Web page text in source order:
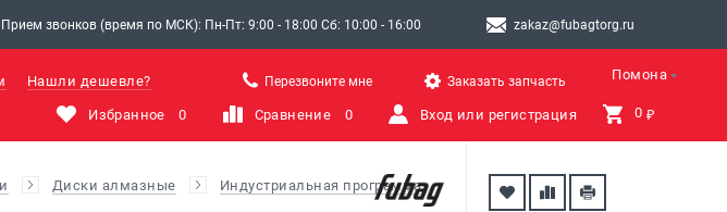
Прием звонков (время по МСК): Пн-Пт: 9:00 - 18:00 Сб: 10:00 - 16:00 zakaz@fubagtorg.ru
Помона
Нашли дешевле? Перезвоните мне Заказать запчасть
Избранное 0 Сравнение 0 Вход или регистрация 0 ₽
Диски алмазные Индустриальная программа